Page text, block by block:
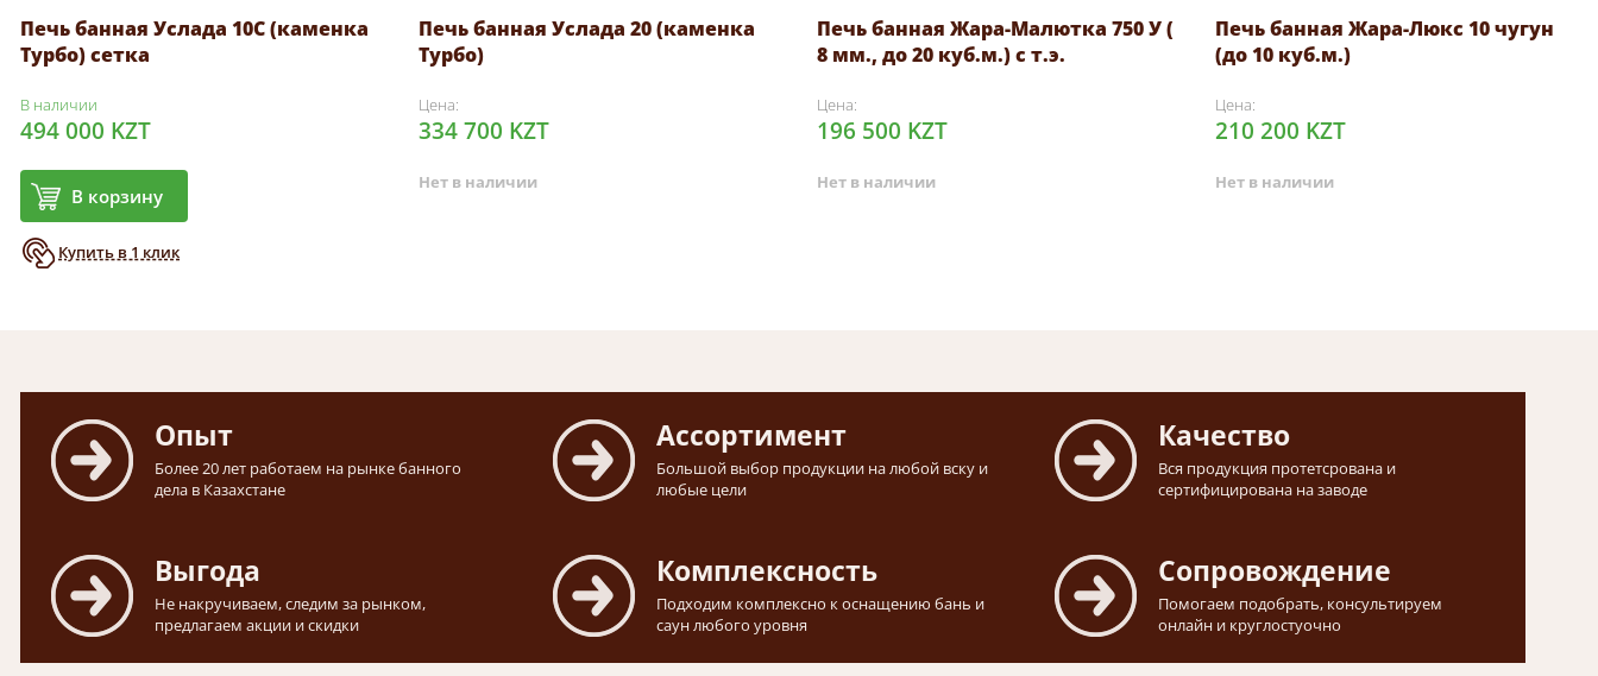
Печь банная Услада 10С (каменка
Турбо) сетка
В наличии
494 000 KZT
В корзину
Купить в 1 клик
Печь банная Услада 20 (каменка
Турбо)
Цена:
334 700 KZT
Нет в наличии
Печь банная Жара-Малютка 750 У (
8 мм., до 20 куб.м.) с т.э.
Цена:
196 500 KZT
Нет в наличии
Печь банная Жара-Люкс 10 чугун
(до 10 куб.м.)
Цена:
210 200 KZT
Нет в наличии
Опыт
Более 20 лет работаем на рынке банного
дела в Казахстане
Ассортимент
Большой выбор продукции на любой вску и
любые цели
Качество
Вся продукция протетсрована и
сертифицирована на заводе
Выгода
Не накручиваем, следим за рынком,
предлагаем акции и скидки
Комплексность
Подходим комплексно к оснащению бань и
саун любого уровня
Сопровождение
Помогаем подобрать, консультируем
онлайн и круглостуочно